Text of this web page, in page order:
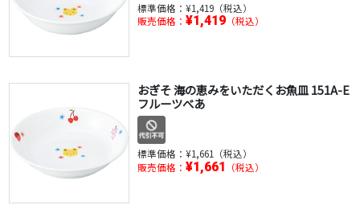
標準価格： ¥1,419（税込）
販売価格： ¥1,419（税込）
おぎそ 海の恵みをいただくお魚皿 151A-E
フルーツべあ
標準価格： ¥1,661（税込）
販売価格： ¥1,661 （税込）